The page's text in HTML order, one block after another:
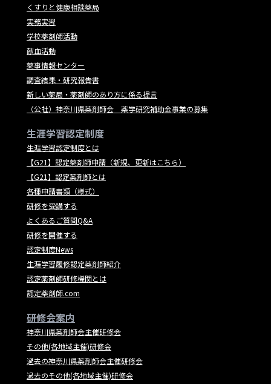
くすりと健康相談薬局
実務実習
学校薬剤師活動
献血活動
薬事情報センター
調査結果・研究報告書
新しい薬局・薬剤師のあり方に係る提言
（公社）神奈川県薬剤師会 薬学研究補助金事業の募集
生涯学習認定制度
生涯学習認定制度とは
【G21】認定薬剤師申請（新規、更新はこちら）
【G21】認定薬剤師とは
各種申請書類（様式）
研修を受講する
よくあるご質問Q&A
研修を開催する
認定制度News
生涯学習履修認定薬剤師紹介
認定薬剤師研修機関とは
認定薬剤師.com
研修会案内
神奈川県薬剤師会主催研修会
その他(各地域主催)研修会
過去の神奈川県薬剤師会主催研修会
過去のその他(各地域主催)研修会